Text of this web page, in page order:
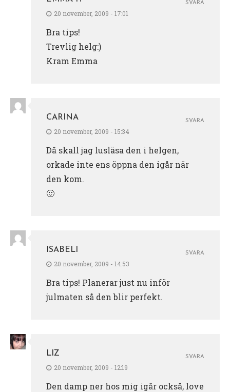
20 november, 2009 - 17:01
Bra tips!
Trevlig helg:)
Kram Emma
SVARA
CARINA
20 november, 2009 - 15:34
Då skall jag lusläsa den i helgen,
orkade inte ens öppna den igår när
den kom.
🙂
SVARA
ISABELI
20 november, 2009 - 14:53
Bra tips! Planerar just nu inför
julmaten så den blir perfekt.
SVARA
LIZ
20 november, 2009 - 12:19
Den damp ner hos mig igår också, love
SVARA